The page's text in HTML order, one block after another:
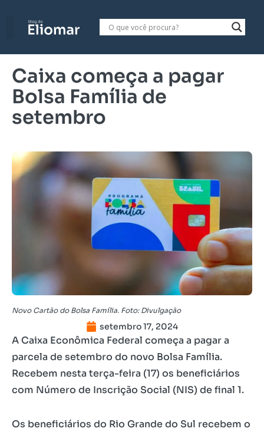
Caixa começa a pagar
Bolsa Família de
setembro
Novo Cartão do Bolsa Família. Foto: Divulgação
setembro 17, 2024
A Caixa Econômica Federal começa a pagar a
parcela de setembro do novo Bolsa Família.
Recebem nesta terça-feira (17) os beneficiários
com Número de Inscrição Social (NIS) de final 1.
Os beneficiários do Rio Grande do Sul recebem o